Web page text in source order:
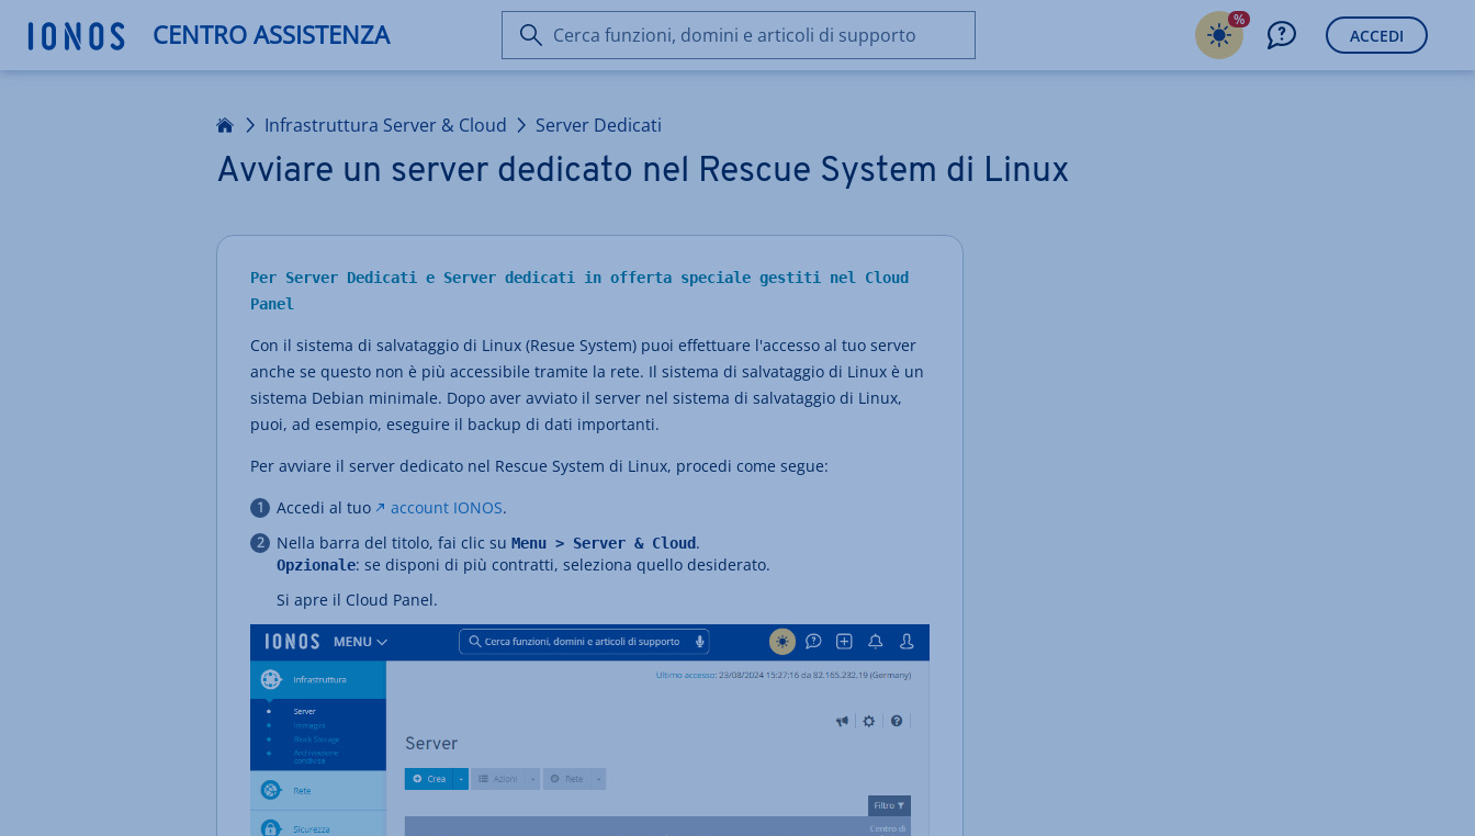
CENTRO ASSISTENZA
Cerca
funzioni,
supporto
%
ACCEDI
Homepage Infrastruttura Server & Cloud Server Dedicati
Avviare un server dedicato nel Rescue System di Linux
Per Server Dedicati e Server dedicati in offerta speciale gestiti nel Cloud
Panel
Con il sistema di salvataggio di Linux (Resue System) puoi effettuare l'accesso al tuo server
anche se questo non è più accessibile tramite la rete. Il sistema di salvataggio di Linux è un
sistema Debian minimale. Dopo aver avviato il server nel sistema di salvataggio di Linux,
puoi, ad esempio, eseguire il backup di dati importanti.
Per avviare il server dedicato nel Rescue System di Linux, procedi come segue:
Accedi al tuo
account IONOS.
Nella barra del titolo, fai clic su Menu > Server & Cloud.
Opzionale: se disponi di più contratti, seleziona quello desiderato.
Si apre il Cloud Panel.